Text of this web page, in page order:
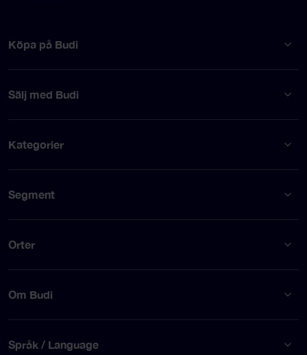
Köpa på Budi
Sälj med Budi
Kategorier
Segment
Orter
Om Budi
Språk / Language